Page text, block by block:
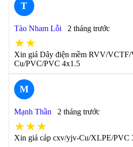
T
Tào Nham Lỗi 2 tháng trước
★★
Xin giá Dây điện mềm RVV/
Cu/PVC/PVC 4x1.5
M
Mạnh Thần 2 tháng trước
★★★
Xin giá cáp cxv/yjv-Cu/XLPE/PVC